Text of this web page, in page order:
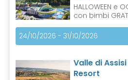
HALLOWEEN e
con bimbi
24/10/2026 - 31/10/2026
Valle di
Resort